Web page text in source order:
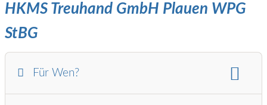
HKMS Treuhand GmbH Plauen WPG
StBG
Für Wen?